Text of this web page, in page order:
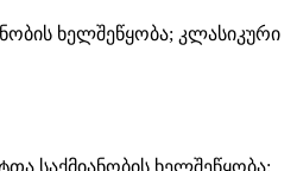
ხელშეწყობა; კლასიკური